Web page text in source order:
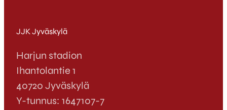
JJK Jyväskylä
Harjun stadion
Ihantolantie 1
40720 Jyväskylä
Y-tunnus: 1647107-7